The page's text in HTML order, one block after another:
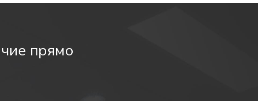
непрозрачного табло из акрилового стекла. В корпусе
Cd) аккумуляторную батарею. Табло поставляется в
прямо